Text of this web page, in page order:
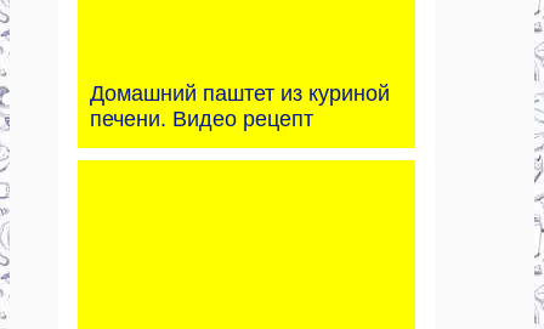
Домашний паштет из куриной
печени. Видео рецепт